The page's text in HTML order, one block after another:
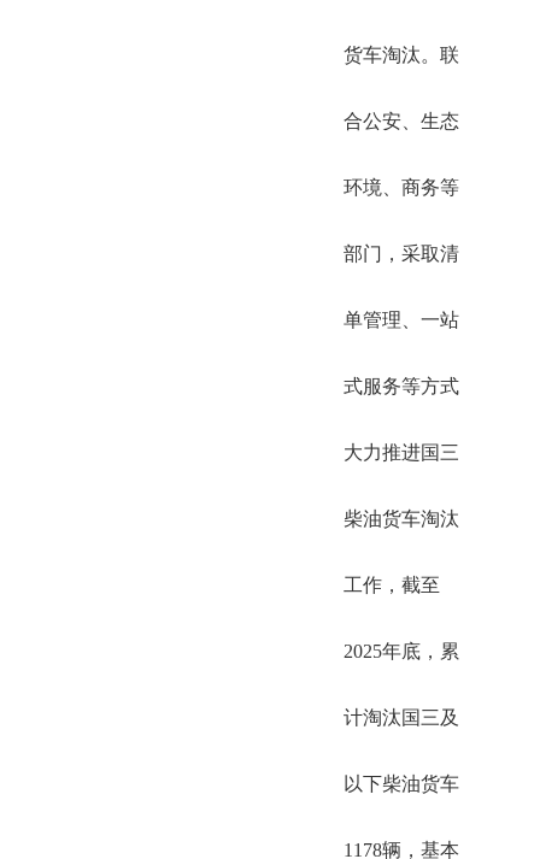
货车淘汰。联
合公安、生态
环境、商务等
部门，采取清
单管理、一站
式服务等方式
大力推进国三
柴油货车淘汰
工作，截至
2025年底，累
计淘汰国三及
以下柴油货车
1178辆，基本